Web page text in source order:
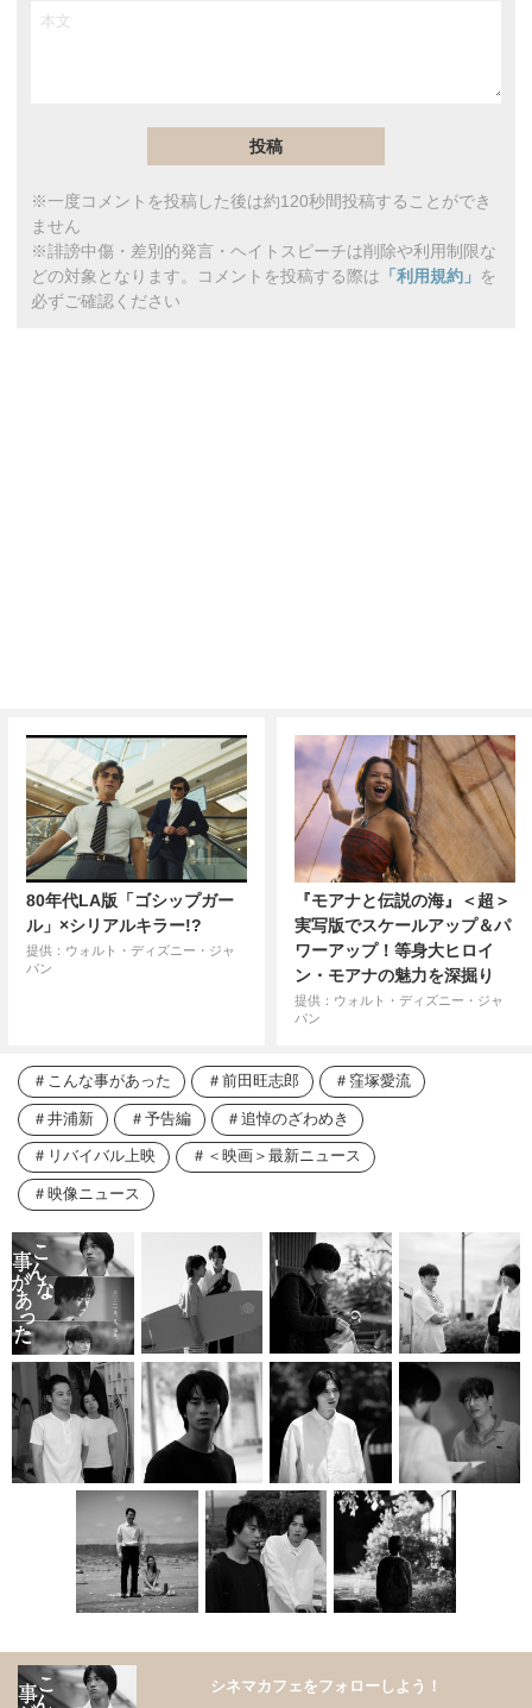
※一度コメントを投稿した後は約120秒間投稿することができ
ません
※誹謗中傷・差別的発言・ヘイトスピーチは削除や利用制限な
どの対象となります。コメントを投稿する際は 「利用規約」 を
必ずご確認ください
80年代LA版「ゴシップガー
ル」×シリアルキラー!?
提供：ウォルト・ディズニー・ジャ
パン
『モアナと伝説の海』＜超＞
実写版でスケールアップ＆パ
ワーアップ！等身大ヒロイ
ン・モアナの魅力を深掘り
提供：ウォルト・ディズニー・ジャ
パン
こんな事があった 前田旺志郎 窪塚愛流
井浦新 予告編 追悼のざわめき
リバイバル上映 ＜映画＞最新ニュース
映像ニュース
シネマカフェをフォローしよう！